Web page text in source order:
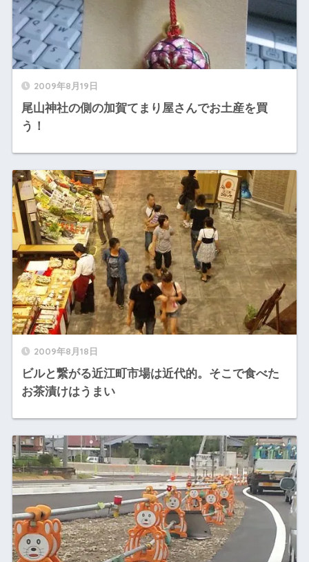
2009年8月19日
尾山神社の側の加賀てまり屋さんでお土産を買
う！
2009年8月18日
ビルと繋がる近江町市場は近代的。そこで食べた
お茶漬けはうまい